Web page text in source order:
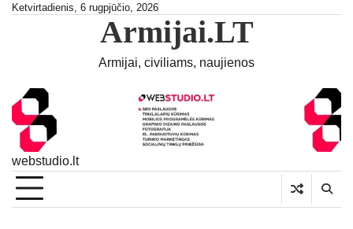
SkipKetvirtadienis, 6 rugpjūčio, 2026
Armijai.LT
Armijai, civiliams, naujienos
webstudio.lt